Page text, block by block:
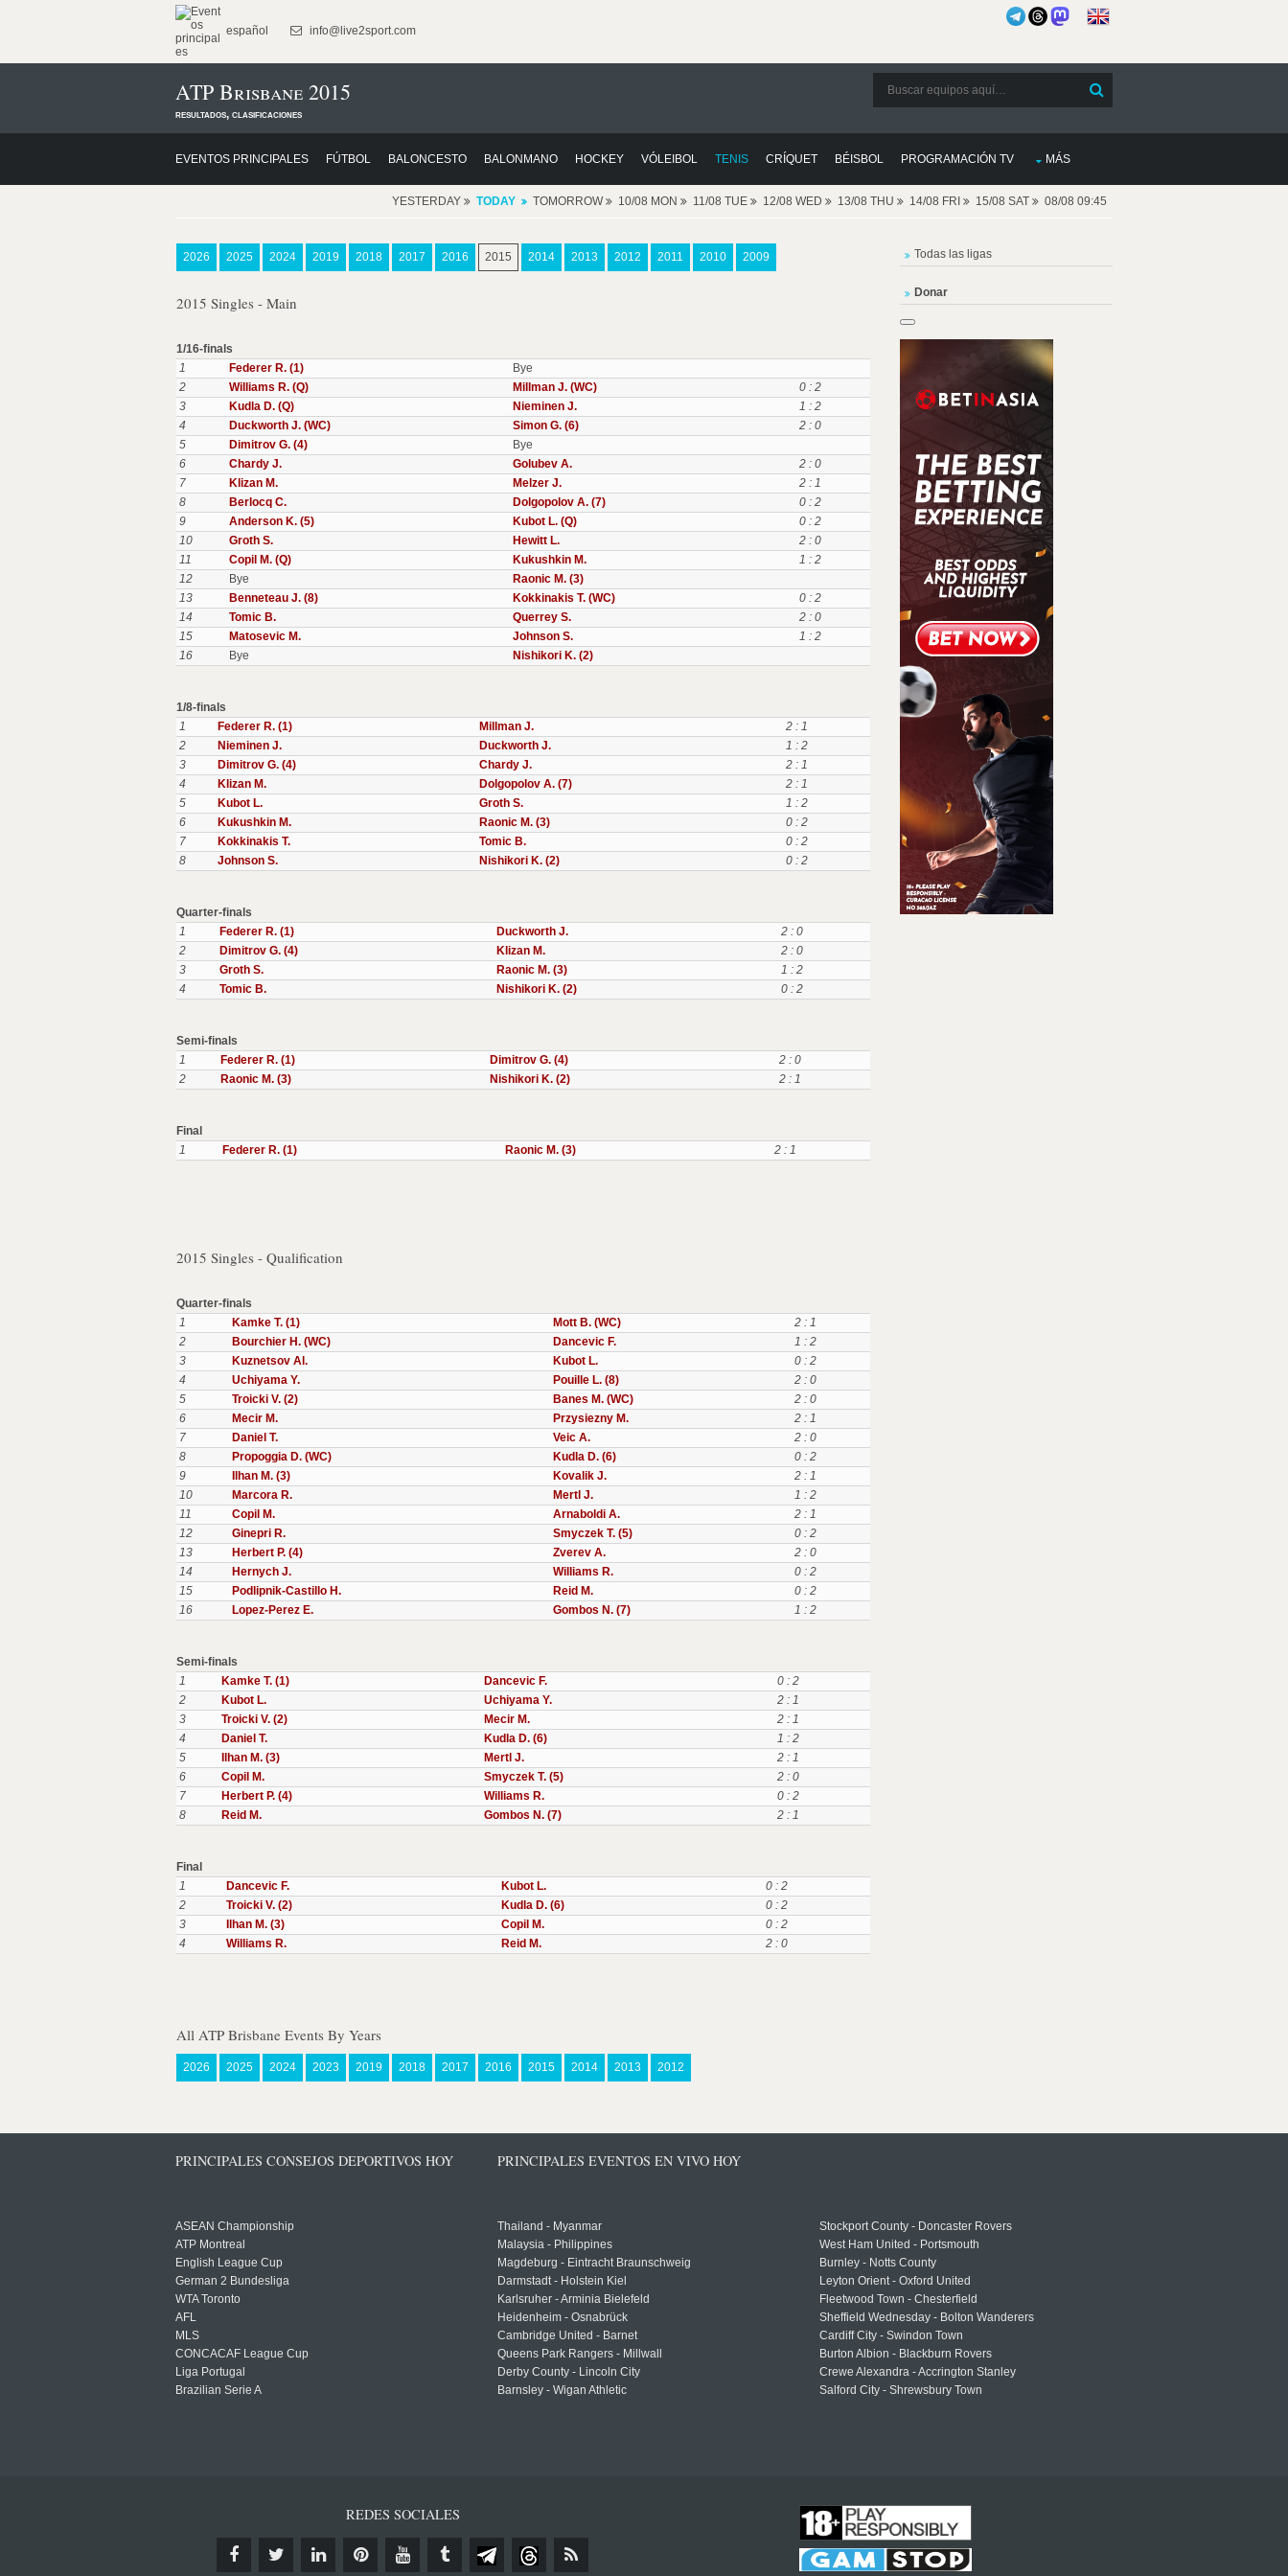
español info@live2sport.com
ATP Brisbane 2015
resultados, clasificaciones
EVENTOS PRINCIPALES FÚTBOL BALONCESTO BALONMANO HOCKEY VÓLEIBOL TENIS CRÍQUET BÉISBOL PROGRAMACIÓN TV MÁS
YESTERDAY TODAY TOMORROW 10/08 MON 11/08 TUE 12/08 WED 13/08 THU 14/08 FRI 15/08 SAT 08/08 09:45
2026 2025 2024 2019 2018 2017 2016 2015 2014 2013 2012 2011 2010 2009
2015 Singles - Main
1/16-finals
1
Federer R. (1)
Bye
2
Williams R. (Q) Millman J. (WC)
0 : 2
3
Kudla D. (Q) Nieminen J.
1 : 2
4
Duckworth J. (WC) Simon G. (6)
2 : 0
5
Dimitrov G. (4)
Bye
6
Chardy J. Golubev A.
2 : 0
7
Klizan M. Melzer J.
2 : 1
8
Berlocq C. Dolgopolov A. (7)
0 : 2
9
Anderson K. (5) Kubot L. (Q)
0 : 2
10
Groth S. Hewitt L.
2 : 0
11
Copil M. (Q) Kukushkin M.
1 : 2
12
Bye
Raonic M. (3)
13
Benneteau J. (8) Kokkinakis T. (WC)
0 : 2
14
Tomic B. Querrey S.
2 : 0
15
Matosevic M. Johnson S.
1 : 2
16
Bye Nishikori K. (2)
1/8-finals
1
Federer R. (1) Millman J.
2 : 1
2
Nieminen J. Duckworth J.
1 : 2
3
Dimitrov G. (4) Chardy J.
2 : 1
4
Klizan M. Dolgopolov A. (7)
2 : 1
5
Kubot L. Groth S.
1 : 2
6
Kukushkin M. Raonic M. (3)
0 : 2
7
Kokkinakis T. Tomic B.
0 : 2
8
Johnson S. Nishikori K. (2) 0 : 2
Quarter-finals
1
Federer R. (1) Duckworth J.
2 : 0
2
Dimitrov G. (4) Klizan M.
2 : 0
3
Groth S. Raonic M. (3)
1 : 2
4
Tomic B. Nishikori K. (2) 0 : 2
Semi-finals
1
Federer R. (1) Dimitrov G. (4)
2 : 0
2
Raonic M. (3) Nishikori K. (2) 2 : 1
Final
1
Federer R. (1) Raonic M. (3) 2 : 1
2015 Singles - Qualification
Quarter-finals
1
Kamke T. (1) Mott B. (WC)
2 : 1
2
Bourchier H. (WC) Dancevic F.
1 : 2
3
Kuznetsov Al. Kubot L.
0 : 2
4
Uchiyama Y. Pouille L. (8)
2 : 0
5
Troicki V. (2) Banes M. (WC)
2 : 0
6
Mecir M. Przysiezny M.
2 : 1
7
Daniel T. Veic A.
2 : 0
8
Propoggia D. (WC) Kudla D. (6)
0 : 2
9
Ilhan M. (3) Kovalik J.
2 : 1
10
Marcora R. Mertl J.
1 : 2
11
Copil M. Arnaboldi A.
2 : 1
12
Ginepri R. Smyczek T. (5)
0 : 2
13
Herbert P. (4) Zverev A.
2 : 0
14
Hernych J. Williams R.
0 : 2
15
Podlipnik-Castillo H. Reid M.
0 : 2
16
Lopez-Perez E. Gombos N. (7) 1 : 2
Semi-finals
1
Kamke T. (1) Dancevic F.
0 : 2
2
Kubot L. Uchiyama Y.
2 : 1
3
Troicki V. (2) Mecir M.
2 : 1
4
Daniel T. Kudla D. (6)
1 : 2
5
Ilhan M. (3) Mertl J.
2 : 1
6
Copil M. Smyczek T. (5)
2 : 0
7
Herbert P. (4) Williams R.
0 : 2
8
Reid M. Gombos N. (7) 2 : 1
Final
1
Dancevic F. Kubot L.
0 : 2
2
Troicki V. (2) Kudla D. (6)
0 : 2
3
Ilhan M. (3) Copil M.
0 : 2
4
Williams R. Reid M. 2 : 0
All ATP Brisbane Events By Years
2026 2025 2024 2023 2019 2018 2017 2016 2015 2014 2013 2012
Todas las ligas
Donar
PRINCIPALES CONSEJOS DEPORTIVOS HOY
ASEAN Championship
ATP Montreal
English League Cup
German 2 Bundesliga
WTA Toronto
AFL
MLS
CONCACAF League Cup
Liga Portugal
Brazilian Serie A
PRINCIPALES EVENTOS EN VIVO HOY
Thailand - Myanmar
Malaysia - Philippines
Magdeburg - Eintracht Braunschweig
Darmstadt - Holstein Kiel
Karlsruher - Arminia Bielefeld
Heidenheim - Osnabrück
Cambridge United - Barnet
Queens Park Rangers - Millwall
Derby County - Lincoln City
Barnsley - Wigan Athletic
Stockport County - Doncaster Rovers
West Ham United - Portsmouth
Burnley - Notts County
Leyton Orient - Oxford United
Fleetwood Town - Chesterfield
Sheffield Wednesday - Bolton Wanderers
Cardiff City - Swindon Town
Burton Albion - Blackburn Rovers
Crewe Alexandra - Accrington Stanley
Salford City - Shrewsbury Town
REDES SOCIALES